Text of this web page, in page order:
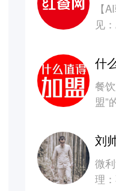
【
见
什
餐
盟”
刘
微
理